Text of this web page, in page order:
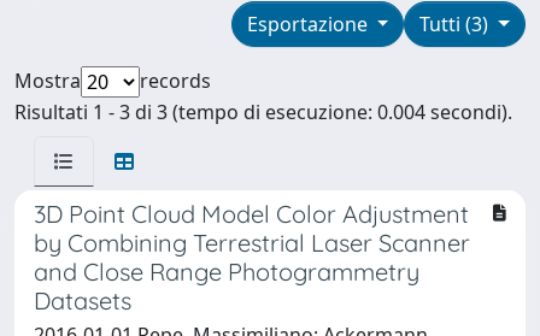
Tutti (3)
Esportazione
Mostra
records
Risultati 1 - 3 di 3 (tempo di esecuzione: 0.004 secondi).
3D Point Cloud Model Color Adjustment
by Combining Terrestrial Laser Scanner
and Close Range Photogrammetry
Datasets